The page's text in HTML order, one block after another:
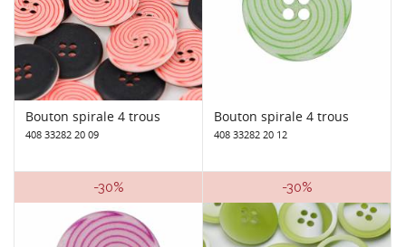
Bouton spirale 4 trous
408 33282 20 09
Bouton spirale 4 trous
408 33282 20 12
-30% -30%